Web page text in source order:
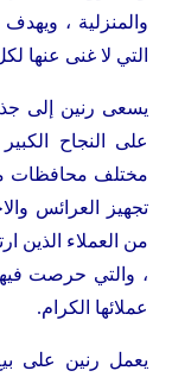
والمنزلية ،
التي لا غنى
يسعى رنين إلى
على النجاح
مختلف محافظات
تجهيز العرائس
من العملاء الذين
، والتي حرصت
عملائها الكرام.
يعمل رنين على